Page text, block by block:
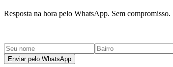
Resposta na hora pelo WhatsApp. Sem compromisso.
Enviar pelo WhatsApp